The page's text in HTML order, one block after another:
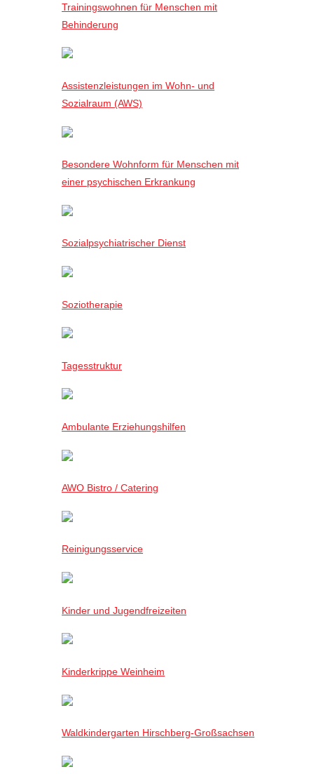
Trainingswohnen für Menschen mit
Behinderung
Assistenzleistungen im Wohn- und
Sozialraum (AWS)
Besondere Wohnform für Menschen mit
einer psychischen Erkrankung
Sozialpsychiatrischer Dienst
Soziotherapie
Tagesstruktur
Ambulante Erziehungshilfen
AWO Bistro / Catering
Reinigungsservice
Kinder und Jugendfreizeiten
Kinderkrippe Weinheim
Waldkindergarten Hirschberg-Großsachsen